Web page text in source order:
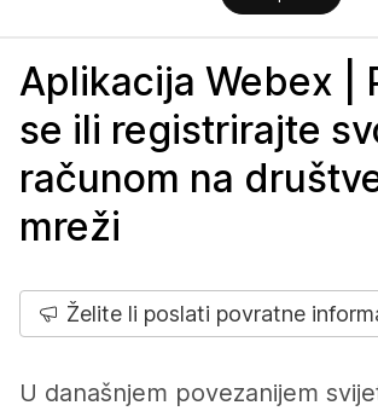
Aplikacija Webex |
se ili registrirajte
računom na
mreži
Želite li poslati povratne
U današnjem povezanijem